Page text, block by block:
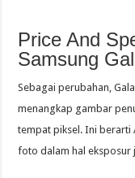
Price And
Samsung
Sebagai perubahan,
menangkap gambar
tempat piksel. Ini berarti
foto dalam hal eksposur